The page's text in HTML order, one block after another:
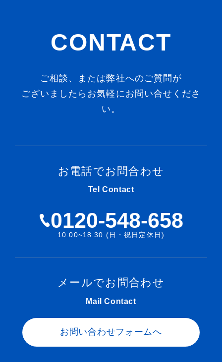
CONTACT
ご相談、または弊社へのご質問が
ございましたらお気軽にお問い合せくださ
い。
お電話でお問合わせ
Tel Contact
0120-548-658
10:00~18:30 (日・祝日定休日)
メールでお問合わせ
Mail Contact
お問い合わせフォームへ